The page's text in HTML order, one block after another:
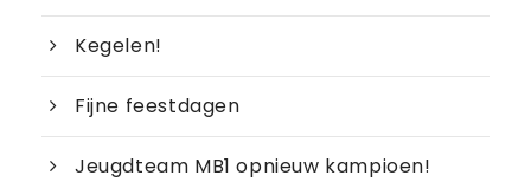
Kegelen!
Fijne feestdagen
Jeugdteam MB1 opnieuw kampioen!